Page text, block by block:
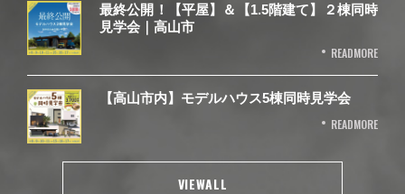
最終公開！【平屋】＆【1.5階建て】２棟同時
見学会｜高山市
READMORE
【高山市内】モデルハウス5棟同時見学会
READMORE
VIEWALL